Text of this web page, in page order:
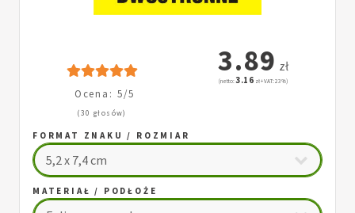
Ocena: 5/5
(30 głosów)
3.89 zł
(netto:3.16 zł + VAT: 23%)
FORMAT ZNAKU / ROZMIAR
MATERIAŁ / PODŁOŻE